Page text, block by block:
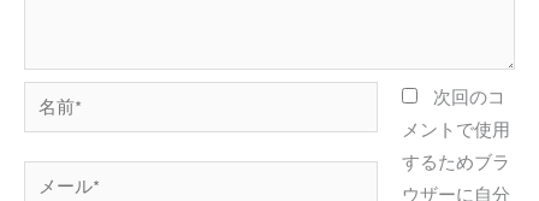
前
*
次回のコ
メントで使用
するためブラ
ウザーに自分